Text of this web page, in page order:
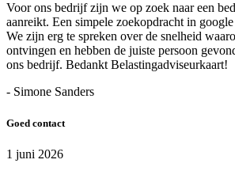
Voor ons bedrijf zijn we op zoek naar een
aanreikt. Een simpele zoekopdracht in
We zijn erg te spreken over de snelheid
ontvingen en hebben de juiste persoon
ons bedrijf. Bedankt Belastingadviseurkaart!
- Simone Sanders
Goed contact
1 juni 2026